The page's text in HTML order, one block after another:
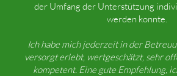
der Umfang der Unterstützung
werden konnte.
Ich habe mich jederzeit in der
versorgt erlebt, wertgeschätzt, sehr
kompetent. Eine gute Empfehlung,